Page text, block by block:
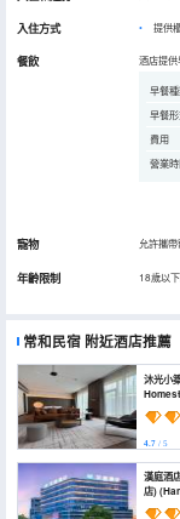
入住方式 提供
餐飲 酒店提供
早餐
早餐
費用
營業
寵物 允許攜
年齡限制 18歲以
常和民宿 附近酒店推薦
沐光小築民宿
4.7 / 5
漢庭酒
店) (HanTing Hotel